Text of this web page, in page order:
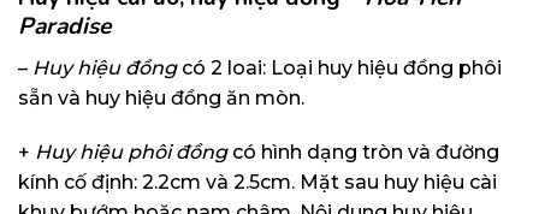
Paradise
– Huy hiệu đồngcó 2 loai: Loại huy hiệu đồng phôi
sẵn và huy hiệu đồng ăn mòn.
+ Huy hiệu phôi đồng có hình dạng tròn và đường
kính cố định: 2.2cm và 2.5cm. Mặt sau huy hiệu cài